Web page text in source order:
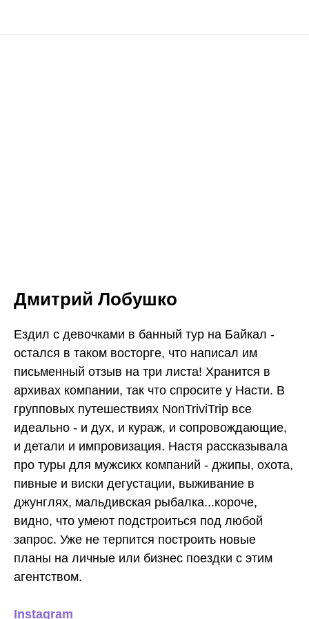
Дмитрий Лобушко
Ездил с девочками в банный тур на Байкал -
остался в таком восторге, что написал им
письменный отзыв на три листа! Хранится в
архивах компании, так что спросите у Насти. В
групповых путешествиях NonTriviTrip все
идеально - и дух, и кураж, и сопровождающие,
и детали и импровизация. Настя рассказывала
про туры для мужсикх компаний - джипы, охота,
пивные и виски дегустации, выживание в
джунглях, мальдивская рыбалка...короче,
видно, что умеют подстроиться под любой
запрос. Уже не терпится построить новые
планы на личные или бизнес поездки с этим
агентством.
Instagram